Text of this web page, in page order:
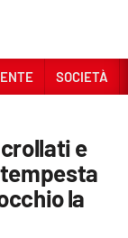
SOCIETÀ
e
la